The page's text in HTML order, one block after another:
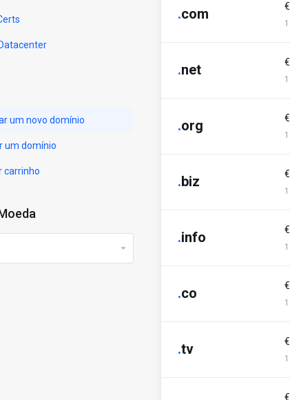
um novo domínio
um domínio
carrinho
.com
.net
.org
.biz
.info
.co
.tv